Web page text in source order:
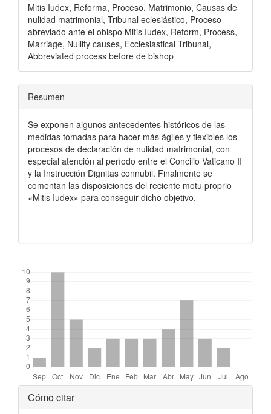
Mitis Iudex, Reforma, Proceso, Matrimonio, Causas de
nulidad matrimonial, Tribunal eclesiástico, Proceso
abreviado ante el obispo Mitis Iudex, Reform, Process,
Marriage, Nullity causes, Ecclesiastical Tribunal,
Abbreviated process before de bishop
Resumen
Se exponen algunos antecedentes históricos de las
medidas tomadas para hacer más ágiles y flexibles los
procesos de declaración de nulidad matrimonial, con
especial atención al período entre el Concilio Vaticano II
y la Instrucción Dignitas connubii. Finalmente se
comentan las disposiciones del reciente motu proprio
«Mitis Iudex» para conseguir dicho objetivo.
Detalles
Cómo citar